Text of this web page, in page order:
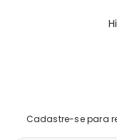
Cadastre-se para